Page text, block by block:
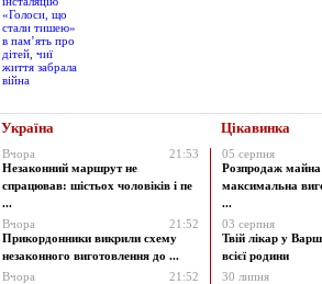
Україна Цікавинка
Вчора
21:53
Незаконний маршрут не
спрацював: шістьох чоловіків і пе
...
Вчора
21:52
Прикордонники викрили схему
незаконного виготовлення до ...
Вчора
21:52
05 серпня
Розпродаж майна
максимальна
...
03 серпня
Твій лікар у
всієї родини
30 липня